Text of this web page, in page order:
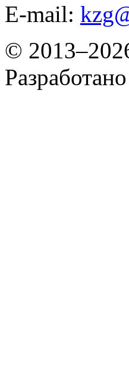
E-mail:
©